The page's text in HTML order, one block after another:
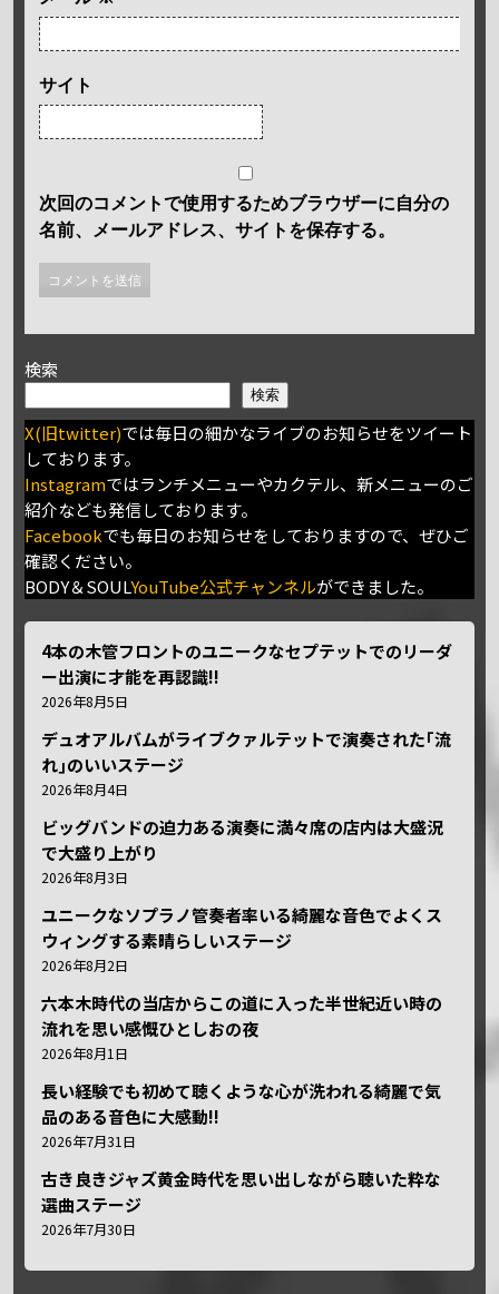
サイト
次回のコメントで使用するためブラウザーに自分の
名前、メールアドレス、サイトを保存する。
検索
検索
X(旧twitter)では毎日の細かなライブのお知らせをツイート
しております。
Instagramではランチメニューやカクテル、新メニューのご
紹介なども発信しております。
Facebookでも毎日のお知らせをしておりますので、ぜひご
確認ください。
BODY＆SOULYouTube公式チャンネルができました。
4本の木管フロントのユニークなセプテットでのリーダ
ー出演に才能を再認識!!
2026年8月5日
デュオアルバムがライブクァルテットで演奏された｢流
れ｣のいいステージ
2026年8月4日
ビッグバンドの迫力ある演奏に満々席の店内は大盛況
で大盛り上がり
2026年8月3日
ユニークなソプラノ管奏者率いる綺麗な音色でよくス
ウィングする素晴らしいステージ
2026年8月2日
六本木時代の当店からこの道に入った半世紀近い時の
流れを思い感慨ひとしおの夜
2026年8月1日
長い経験でも初めて聴くような心が洗われる綺麗で気
品のある音色に大感動!!
2026年7月31日
古き良きジャズ黄金時代を思い出しながら聴いた粋な
選曲ステージ
2026年7月30日